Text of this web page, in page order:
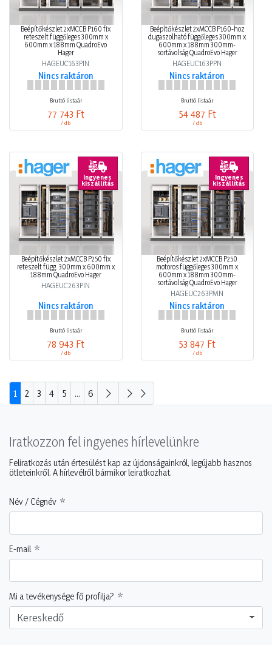
Beépítőkészlet 2xMCCB P160 fix
reteszelt függőleges 300mm x
600mm x 188mm QuadroEvo
Hager
HAGEUC163PIN
Nincs raktáron
Bruttó listaár
77 743 Ft
/ db
Beépítőkészlet 2xMCCB P160-hoz
dugaszolható függőleges 300mm x
600mm x 188mm 300mm-
sortávolság QuadroEvo Hager
HAGEUC163PPN
Nincs raktáron
Bruttó listaár
54 487 Ft
/ db
Ingyenes
kiszállítás
Beépítőkészlet 2xMCCB P250 fix
reteszelt függ. 300mm x 600mm x
188mm QuadroEvo Hager
HAGEUC263PIN
Nincs raktáron
Bruttó listaár
78 943 Ft
/ db
Ingyenes
kiszállítás
Beépítőkészlet 2xMCCB P250
motoros függőleges 300mm x
600mm x 188mm 300mm-
sortávolság QuadroEvo Hager
HAGEUC263PMN
Nincs raktáron
Bruttó listaár
53 847 Ft
/ db
1 2 3 4 5 ... 6
Iratkozzon fel ingyenes hírlevelünkre
Feliratkozás után értesülést kap az újdonságainkról, legújabb hasznos
ötleteinkről. A hírlevélről bármikor leiratkozhat.
Név / Cégnév
E-mail
Mi a tevékenysége fő profilja?
Kereskedő